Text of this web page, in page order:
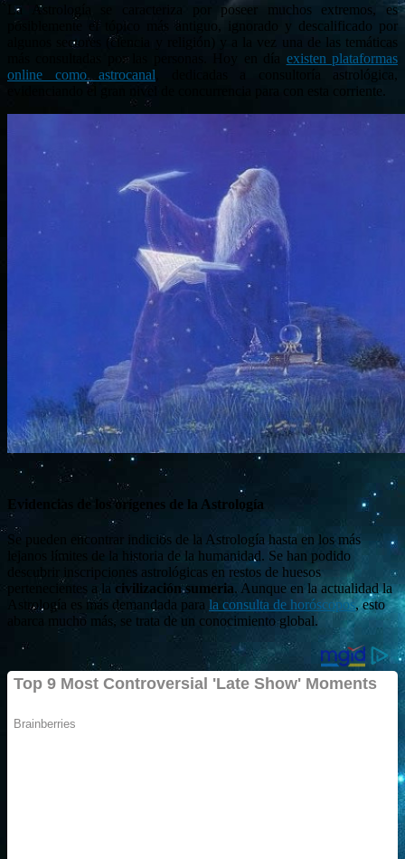
La Astrología se caracteriza por poseer muchos extremos, es
posiblemente el tópico más antiguo, ignorado y descalificado por
algunos sectores (ciencia y religión) y a la vez una de las temáticas
más consultadas por las personas. Hoy en día existen plataformas
online como astrocanal , dedicadas a consultoría astrológica,
evidenciando el gran nivel de concurrencia para con esta corriente.
Evidencias de los orígenes de la Astrología
Se pueden encontrar indicios de la Astrología hasta en los más
lejanos límites de la historia de la humanidad. Se han podido
descubrir inscripciones astrológicas en restos de huesos
pertenecientes a la civilización sumeria. Aunque en la actualidad la
Astrología es más demandada para la consulta de horóscopos, esto
abarca mucho más, se trata de un conocimiento global.